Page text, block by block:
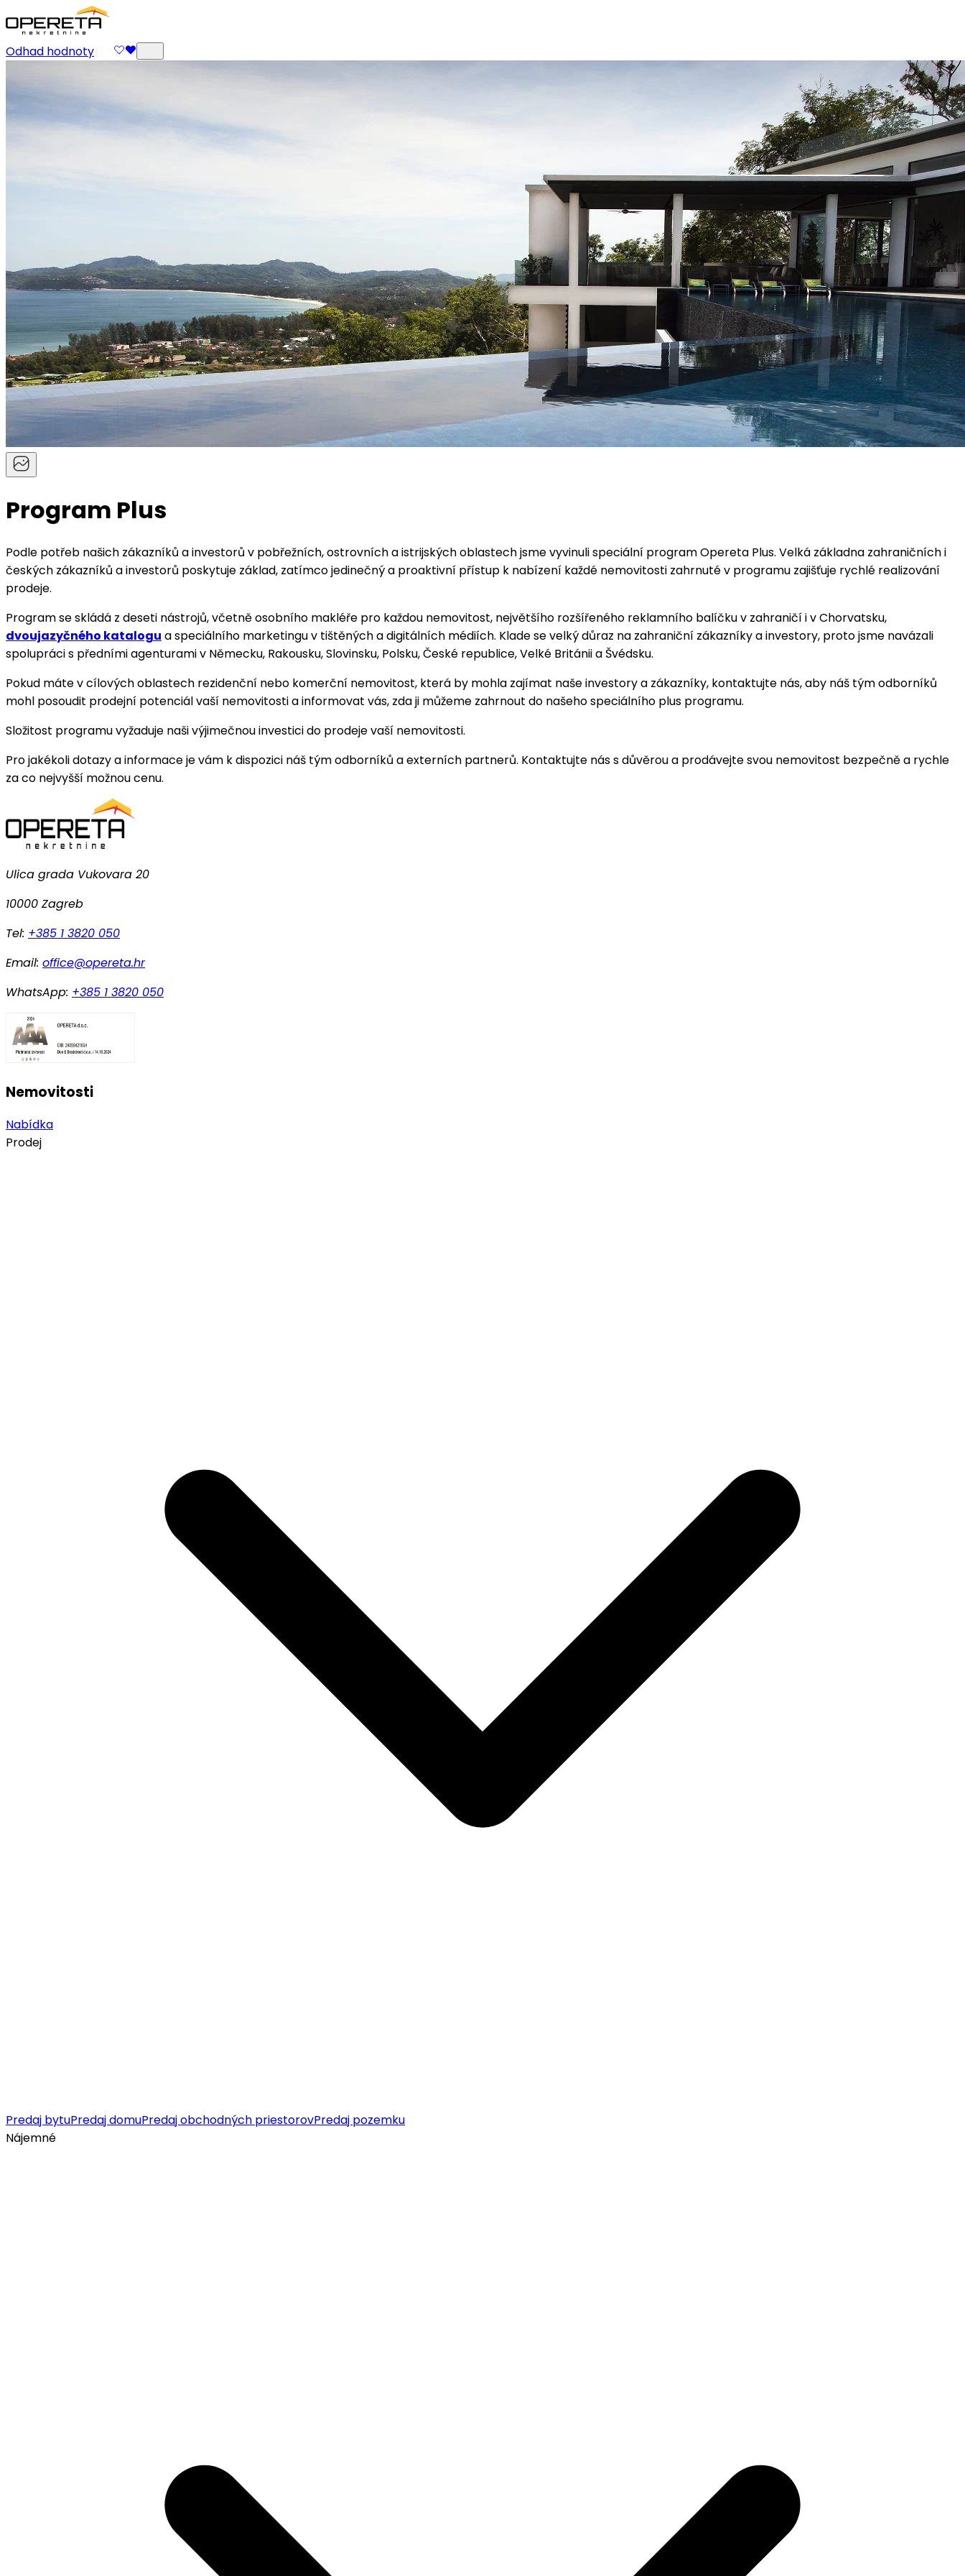
Odhad hodnoty
Program Plus
Podle potřeb našich zákazníků a investorů v pobřežních, ostrovních a istrijských oblastech jsme vyvinuli speciální program Opereta Plus. Velká základna zahraničních i
českých zákazníků a investorů poskytuje základ, zatímco jedinečný a proaktivní přístup k nabízení každé nemovitosti zahrnuté v programu zajišťuje rychlé realizování
prodeje.
Program se skládá z deseti nástrojů, včetně osobního makléře pro každou nemovitost, největšího rozšířeného reklamního balíčku v zahraničí i v Chorvatsku,
dvoujazyčného katalogu a speciálního marketingu v tištěných a digitálních médiích. Klade se velký důraz na zahraniční zákazníky a investory, proto jsme navázali
spolupráci s předními agenturami v Německu, Rakousku, Slovinsku, Polsku, České republice, Velké Británii a Švédsku.
Pokud máte v cílových oblastech rezidenční nebo komerční nemovitost, která by mohla zajímat naše investory a zákazníky, kontaktujte nás, aby náš tým odborníků
mohl posoudit prodejní potenciál vaší nemovitosti a informovat vás, zda ji můžeme zahrnout do našeho speciálního plus programu.
Složitost programu vyžaduje naši výjimečnou investici do prodeje vaší nemovitosti.
Pro jakékoli dotazy a informace je vám k dispozici náš tým odborníků a externích partnerů. Kontaktujte nás s důvěrou a prodávejte svou nemovitost bezpečně a rychle
za co nejvyšší možnou cenu.
Ulica grada Vukovara 20
10000 Zagreb
Tel: +385 1 3820 050
Email: office@opereta.hr
WhatsApp: +385 1 3820 050
Nemovitosti
Nabídka
Prodej
Predaj bytuPredaj domuPredaj obchodných priestorovPredaj pozemku
Nájemné